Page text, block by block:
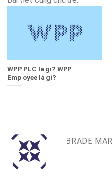
WPP PLC là gì? WPP
Employee là gì?
BRADE MAR